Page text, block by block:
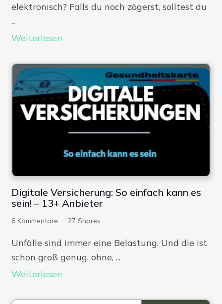
elektronisch? Falls du noch zögerst, solltest du
...
Weiterlesen
Digitale Versicherung: So einfach kann es
sein! – 13+ Anbieter
6 Kommentare 27 Shares
Unfälle sind immer eine Belastung. Und die ist
schon groß genug, ohne, ...
Weiterlesen